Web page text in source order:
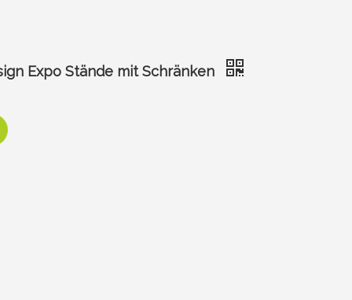
Expo Stände mit Schränken